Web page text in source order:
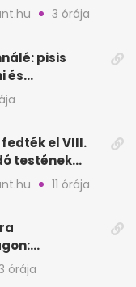
életet3 órája
pisis
és
sirályok közt
el VIII.
testének
11 órája
a Viasat Film
órája